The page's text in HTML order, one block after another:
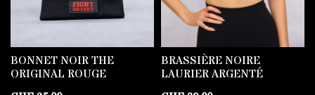
BONNET NOIR THE
ORIGINAL ROUGE
BRASSIÈRE NOIRE
LAURIER ARGENTÉ